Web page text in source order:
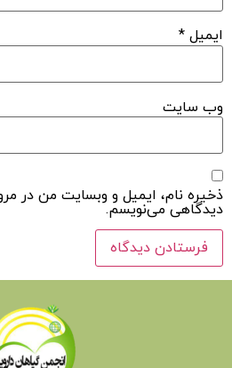
ایمیل *
وب‌ سایت
ذخیره نام، ایمیل و وبسایت من در
دیدگاهی می‌نویسم.